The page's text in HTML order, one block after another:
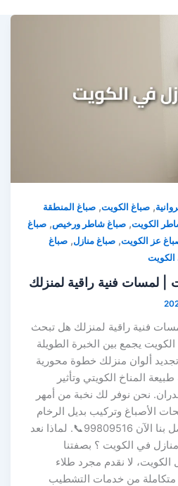
,صباغ الكويت,صباغ المنطقة
الكويت,صباغ شاطر ورخيص,صباغ
عز الكويت,صباغ منازل,صباغ
الكويت
| لمسات فنية راقية لمنزلك
فنية راقية لمنزلك هل تبحث
يجمع بين الخبرة الطويلة
تجديد ألوان منزلك خطوة محورية
المناخ الكويتي وتأثير
نحن نوفر لك نخبة من أمهر
الأصباغ وتركيب بديل الرخام
والخشب بدقة متناهية. اتصل بنا الآن 99809516📞. لماذا نعد
في الكويت ؟ بصفتنا
لا نقدم مجرد طلاء
متكاملة من خدمات التشطيب